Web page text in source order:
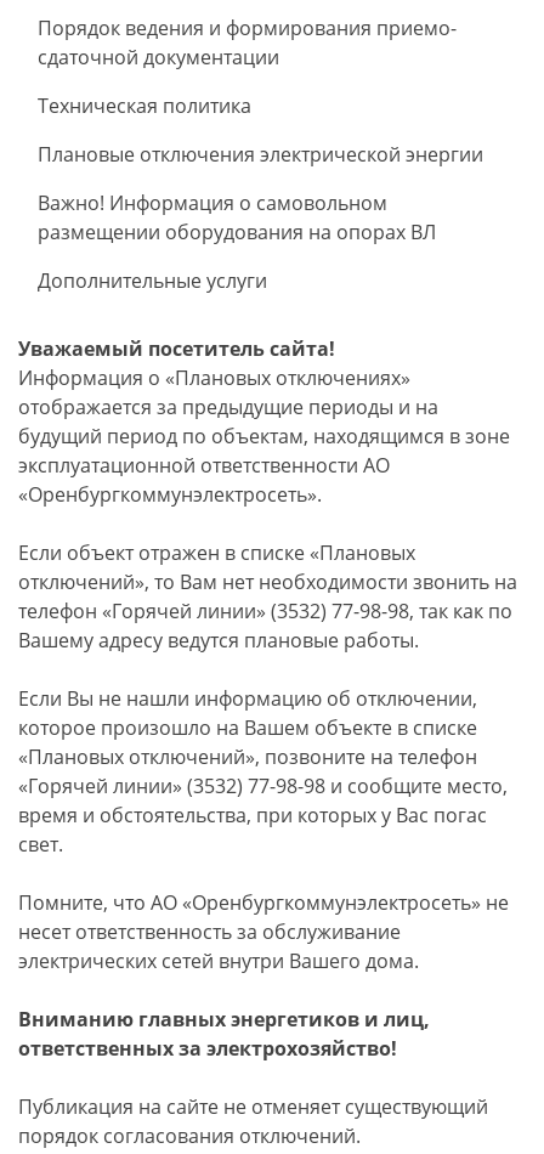
Порядок ведения и формирования приемо-
сдаточной документации
Техническая политика
Плановые отключения электрической энергии
Важно! Информация о самовольном
размещении оборудования на опорах ВЛ
Дополнительные услуги
Уважаемый посетитель сайта!
Информация о «Плановых отключениях»
отображается за предыдущие периоды и на
будущий период по объектам, находящимся в зоне
эксплуатационной ответственности АО
«Оренбургкоммунэлектросеть».
Если объект отражен в списке «Плановых
отключений», то Вам нет необходимости звонить на
телефон «Горячей линии» (3532) 77-98-98, так как по
Вашему адресу ведутся плановые работы.
Если Вы не нашли информацию об отключении,
которое произошло на Вашем объекте в списке
«Плановых отключений», позвоните на телефон
«Горячей линии» (3532) 77-98-98 и сообщите место,
время и обстоятельства, при которых у Вас погас
свет.
Помните, что АО «Оренбургкоммунэлектросеть» не
несет ответственность за обслуживание
электрических сетей внутри Вашего дома.
Вниманию главных энергетиков и лиц,
ответственных за электрохозяйство!
Публикация на сайте не отменяет существующий
порядок согласования отключений.